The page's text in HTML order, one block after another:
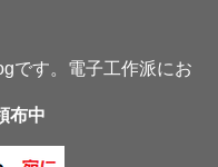
です。電子工作派にお
布中